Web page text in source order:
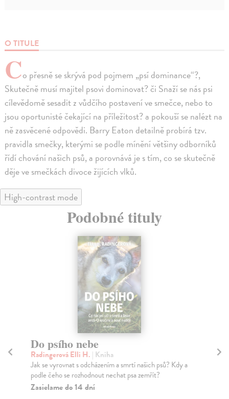
O TITULE
Co přesně se skrývá pod pojmem „psí dominance“?,
Skutečně musí majitel psovi dominovat? či Snaží se nás psi
cílevědomě sesadit z vůdčího postavení ve smečce, nebo to
jsou oportunisté čekající na příležitost? a pokouší se nalézt na
ně zasvěcené odpovědi. Barry Eaton detailně probírá tzv.
pravidla smečky, kterými se podle mínění většiny odborníků
řídí chování našich psů, a porovnává je s tím, co se skutečně
děje ve smečkách divoce žijících vlků.
High-contrast mode
Podobné tituly
Do psího nebe
Radingerová Elli H. | Kniha
Jak se vyrovnat s odcházením a smrtí našich psů? Kdy a
podle čeho se rozhodnout nechat psa zemřít?
Zasielame do 14 dní